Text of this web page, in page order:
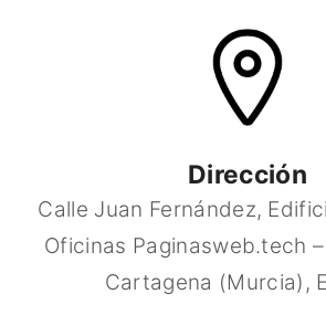
Dirección
Calle Juan Fernández,
Oficinas Paginasweb.tech
Cartagena (Murcia),